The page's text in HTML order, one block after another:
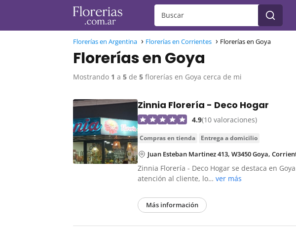
Florerías en Argentina Florerías en Corrientes Florerías en Goya
Florerías en Goya
Mostrando 1 a 5 de 5 florerías en Goya cerca de mi
Zinnia Florería - Deco Hogar
4.9(10 valoraciones)
compras en tienda entrega a domicilio
Juan Esteban Martinez 413, W3450 Goya,
Zinnia Florería - Deco Hogar se destaca en
atención al cliente, lo…ver más
Más información